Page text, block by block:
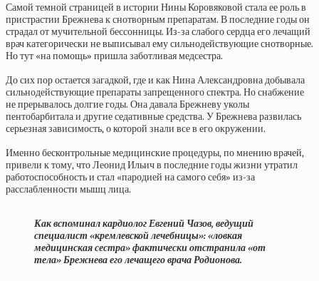
Самой темной страницей в истории Нины Коровяковой стала ее роль в
пристрастии Брежнева к снотворным препаратам. В последние годы он
страдал от мучительной бессонницы. Из-за слабого сердца его лечащий
врач категорически не выписывал ему сильнодействующие снотворные.
Но тут «на помощь» пришла заботливая медсестра.
До сих пор остается загадкой, где и как Нина Александровна добывала
сильнодействующие препараты запрещенного спектра. Но снабжение
не прерывалось долгие годы. Она давала Брежневу уколы
пентобарбитала и другие седативные средства. У Брежнева развилась
серьезная зависимость, о которой знали все в его окружении.
Именно бесконтрольные медицинские процедуры, по мнению врачей,
привели к тому, что Леонид Ильич в последние годы жизни утратил
работоспособность и стал «пародией на самого себя» из-за
расслабленности мышц лица.
Как вспоминал кардиолог Евгений Чазов, ведущий
специалист «кремлевской лечебницы»: «ловкая
медицинская сестра» фактически отстранила «от
тела» Брежнева его лечащего врача Родионова.